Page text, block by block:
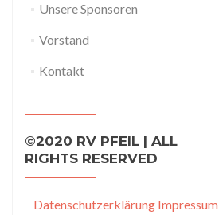
Unsere Sponsoren
Vorstand
Kontakt
©2020 RV PFEIL | ALL
RIGHTS RESERVED
Datenschutzerklärung Impressum